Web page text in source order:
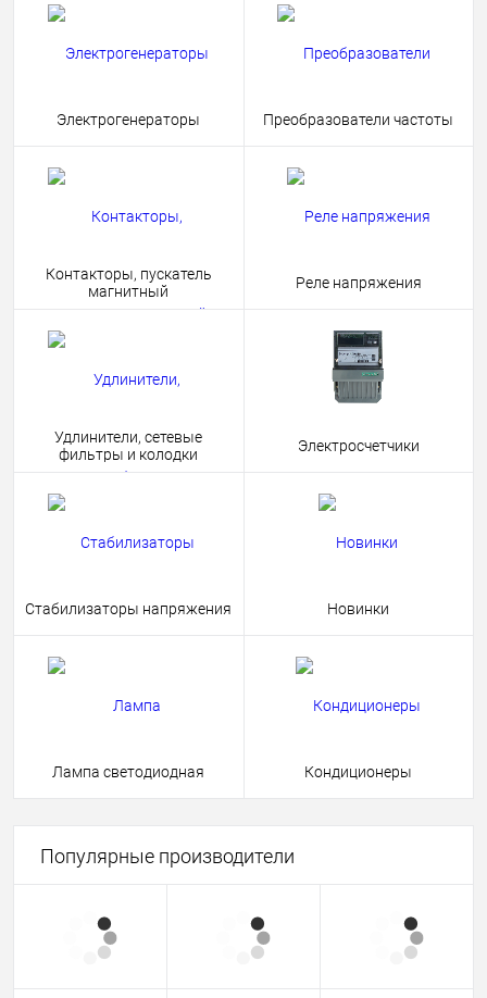
Электрогенераторы Преобразователи частоты
Контакторы, пускатель
магнитный
Реле напряжения
Удлинители, сетевые
фильтры и колодки
Электросчетчики
Стабилизаторы напряжения Новинки
Лампа светодиодная Кондиционеры
Популярные производители